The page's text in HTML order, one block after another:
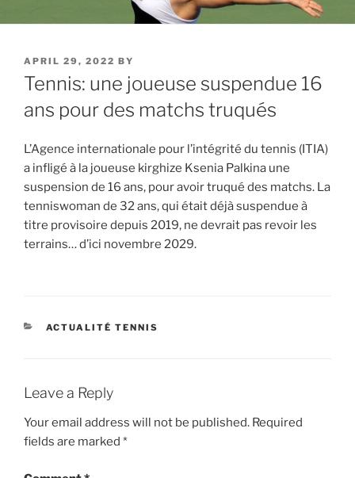
POSTED
ON
APRIL 29, 2022 BY
Tennis: une joueuse suspendue 16
ans pour des matchs truqués
L’Agence internationale pour l’intégrité du tennis (ITIA)
a infligé à la joueuse kirghize Ksenia Palkina une
suspension de 16 ans, pour avoir truqué des matchs. La
tenniswoman de 32 ans, qui était déjà suspendue à
titre provisoire depuis 2019, ne devrait pas revoir les
terrains… d’ici novembre 2029.
CATEGORIES
ACTUALITÉ TENNIS
Leave a Reply
Your email address will not be published. Required
fields are marked *